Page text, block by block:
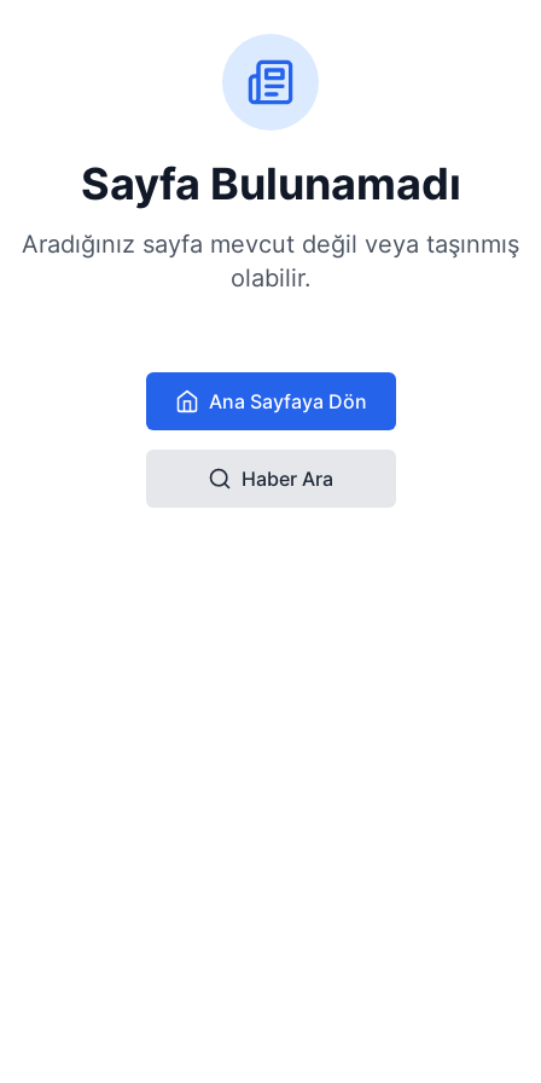
Sayfa Bulunamadı
Aradığınız sayfa mevcut değil veya taşınmış
olabilir.
Ana Sayfaya Dön
Haber Ara